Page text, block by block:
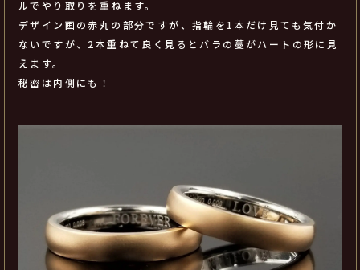
ルでやり取りを重ねます。
デザイン画の赤丸の部分ですが、指輪を1本だけ見ても気付か
ないですが、2本重ねて良く見るとバラの蔓がハートの形に見
えます。
秘密は内側にも！